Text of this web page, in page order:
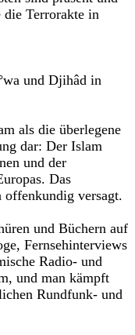
die Terrorakte in
und Djihâd in
als die überlegene
dar: Der Islam
und der
Das
offenkundig versagt.
und Büchern auf
Fernsehinterviews
Radio- und
und man kämpft
Rundfunk- und